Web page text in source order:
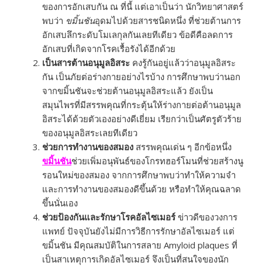
ของการอักเสบกัน ณ ที่นี้ แต่เอาเป็นว่า นักวิทยาศาสตร์
พบว่า ขมิ้นชันอุดมไปด้วยสารชนิดหนึ่ง ที่ช่วยต้านการ
อักเสบลึกระดับโมเลกุลกันเลยทีเดียว ข้อดีคือลดการ
อักเสบที่เกิดจากโรคเรื้อรังได้อีกด้วย
เป็นสารต้านอนุมูลอิสระ คงรู้กันอยู่แล้วว่าอนุมูลอิสระ
กัน เป็นภัยต่อร่างกายอย่างไรบ้าง การศึกษาพบว่านอก
จากขมิ้นชันจะช่วยต้านอนุมูลอิสระแล้ว ยังเป็น
สมุนไพรที่มีสรรพคุณที่กระตุ้นให้ร่างกายต่อต้านอนุมูล
อิสระได้ด้วยตัวเองอย่างดีเยี่ยม เรียกว่าเป็นศัตรูตัวร้าย
ของอนุมูลอิสระเลยทีเดียว
ช่วยการทำงานของสมอง สรรพคุณเด่น ๆ อีกข้อหนึ่ง
ขมิ้นชันช่วยเพิ่มอนุพันธ์ของโกรทฮอร์โมนที่ช่วยสร้างนู
รอนใหม่ของสมอง จากการศึกษาพบว่าทำให้ความจำ
และการทำงานของสมองดีขึ้นด้วย หรือทำให้คุณฉลาด
ขึ้นนั่นเอง
ช่วยป้องกันและรักษาโรคอัลไซเมอร์ข่าวดีของวงการ
แพทย์ ปัจจุบันยังไม่มีการวิธีการรักษาอัลไซเมอร์ แต่
ขมิ้นชัน มีคุณสมบัติในการสลาย Amyloid plaques ที่
เป็นสาเหตุการเกิดอัลไซเมอร์ จึงเป็นที่สนใจของนัก